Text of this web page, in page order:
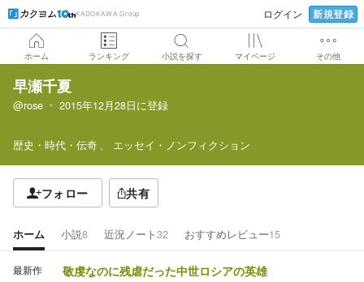
KADOKAWA Group ログイン 新規登録
ホーム ランキング 小説を探す マイページ その他
早瀬千夏
@rose 2015年12月28日に登録
歴史・時代・伝奇 エッセイ・ノンフィクション
フォロー 共有
ホーム 小説8 近況ノート32 おすすめレビュー15
最新作 敬虔なのに残虐だった中世ロシアの英雄